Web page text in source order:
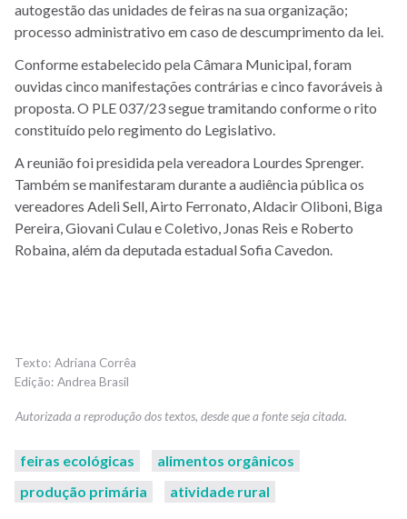
autogestão das unidades de feiras na sua organização;
processo administrativo em caso de descumprimento da lei.
Conforme estabelecido pela Câmara Municipal, foram
ouvidas cinco manifestações contrárias e cinco favoráveis à
proposta. O PLE 037/23 segue tramitando conforme o rito
constituído pelo regimento do Legislativo.
A reunião foi presidida pela vereadora Lourdes Sprenger.
Também se manifestaram durante a audiência pública os
vereadores Adeli Sell, Airto Ferronato, Aldacir Oliboni, Biga
Pereira, Giovani Culau e Coletivo, Jonas Reis e Roberto
Robaina, além da deputada estadual Sofia Cavedon.
Adriana Corrêa
Andrea Brasil
feiras ecológicas
alimentos orgânicos
produção primária
atividade rural